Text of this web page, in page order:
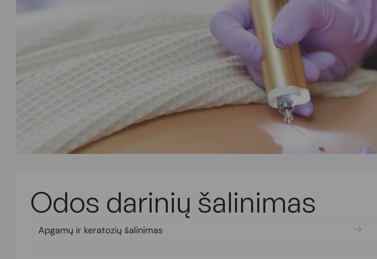
Odos darinių šalinimas
Apgamų ir keratozių šalinimas